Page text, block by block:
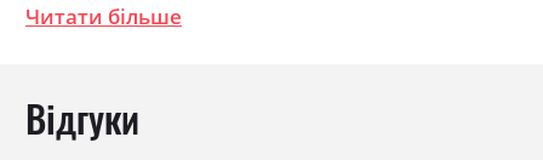
ексцентрикової стяжки (MINIFIX). Розміри:
Читати більше
Відгуки